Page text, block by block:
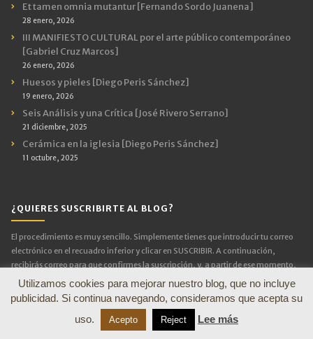
Et tamen omnia mutantur [Fernando Sordo Juanena]
28 enero, 2026
III MANIFIESTO CULTURAL por el arte público contemporáneo
[Gabriel Cruz Marcos]
26 enero, 2026
Huesos y pieles [Diego Peris Sánchez]
19 enero, 2026
Seis Análisis y una Crítica [José Rivero Serrano]
21 diciembre, 2025
Cerámica en la iglesia [Diego Peris Sánchez]
11 octubre, 2025
¿QUIERES SUSCRIBIRTE AL BLOG?
El procedimiento es muy sencillo. Simplemente tienes que introducir tu correo
electrónico en el recuadro inferior y clicar en SUSCRIBIR. A continuación,
recibirás correo para que confirmes la suscripción, y, a partir de ese momento,
cada nueva entrada se notificará mediante un correo electrónico.
Utilizamos cookies para mejorar nuestro blog, que no incluye
publicidad. Si continua navegando, consideramos que acepta su
uso.
Acepto Reject Lee más